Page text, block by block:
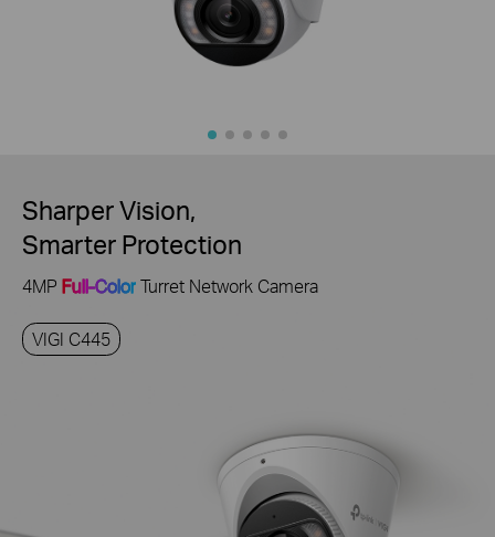
Sharper Vision,
Smarter Protection
4MP Full-Color Turret Network Camera
VIGI C445